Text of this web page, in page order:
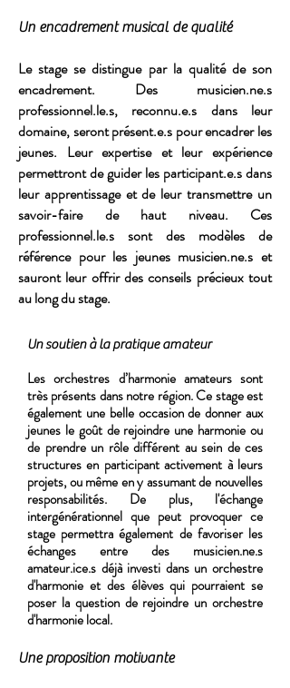
Un encadrement musical de qualité
Le stage se distingue par la qualité de son
encadrement. Des musicien.ne.s
professionnel.le.s, reconnu.e.s dans leur
domaine, seront présent.e.s pour encadrer les
jeunes. Leur expertise et leur expérience
permettront de guider les participant.e.s dans
leur apprentissage et de leur transmettre un
savoir-faire de haut niveau. Ces
professionnel.le.s sont des modèles de
référence pour les jeunes musicien.ne.s et
sauront leur offrir des conseils précieux tout
au long du stage.
Un soutien à la pratique amateur
Les orchestres d’harmonie amateurs sont
très présents dans notre région. Ce stage est
également une belle occasion de donner aux
jeunes le goût de rejoindre une harmonie ou
de prendre un rôle différent au sein de ces
structures en participant activement à leurs
projets, ou même en y assumant de nouvelles
responsabilités. De plus, l'échange
intergénérationnel que peut provoquer ce
stage permettra également de favoriser les
échanges entre des musicien.ne.s
amateur.ice.s déjà investi dans un orchestre
d'harmonie et des élèves qui pourraient se
poser la question de rejoindre un orchestre
d'harmonie local.
Une proposition motivante